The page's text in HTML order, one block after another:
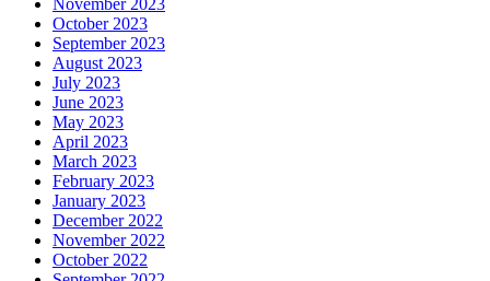
October 2023
September 2023
August 2023
July 2023
June 2023
May 2023
April 2023
March 2023
February 2023
January 2023
December 2022
November 2022
October 2022